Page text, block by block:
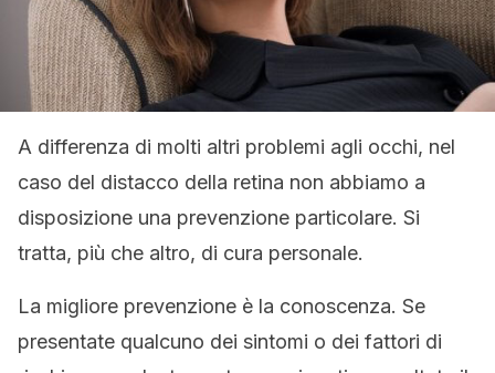
A differenza di molti altri problemi agli occhi, nel
caso del distacco della retina non abbiamo a
disposizione una prevenzione particolare. Si
tratta, più che altro, di cura personale.
La migliore prevenzione è la conoscenza. Se
presentate qualcuno dei sintomi o dei fattori di